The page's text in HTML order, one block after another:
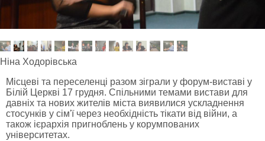
Ніна Ходорівська
Місцеві та переселенці разом зіграли у форум-виставі у
Білій Церкві 17 грудня. Спільними темами вистави для
давніх та нових жителів міста виявилися ускладнення
стосунків у сім'ї через необхідність тікати від війни, а
також ієрархія пригноблень у корумпованих
університетах.